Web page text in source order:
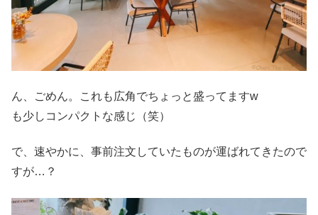
ん、ごめん。これも広角でちょっと盛ってますw
も少しコンパクトな感じ（笑）
で、速やかに、事前注文していたものが運ばれてきたので
すが…？